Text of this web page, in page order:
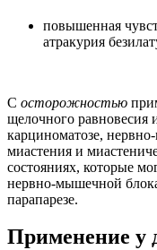
повышенная
атракурия
С осторожностью
щелочного равновесия
карциноматозе,
миастения и
состояниях, которые
нервно-мышечной
парапарезе.
Применение у